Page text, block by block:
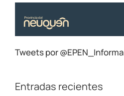
Tweets por @EPEN_Informa
Entradas recientes